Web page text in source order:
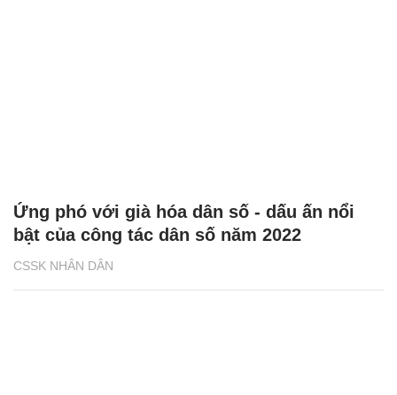
CSSK NHÂN DÂN
Ứng phó với già hóa dân số - dấu ấn nổi
bật của công tác dân số năm 2022